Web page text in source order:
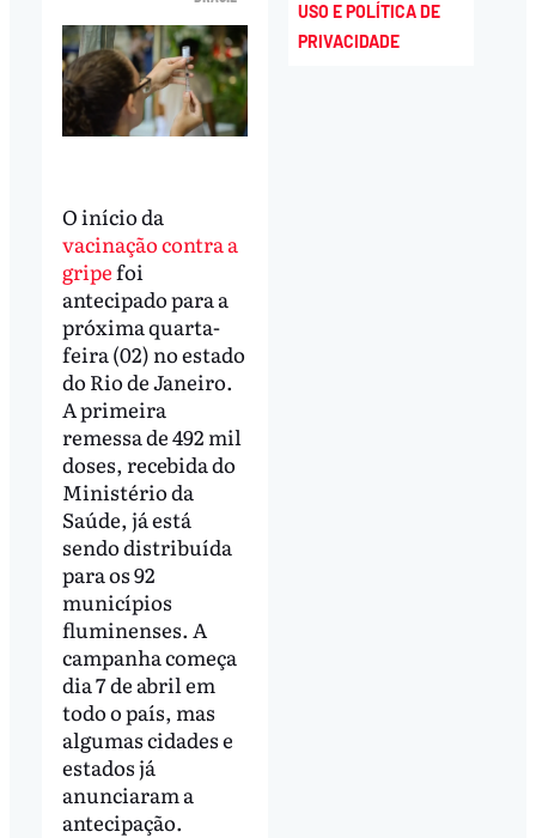
O início da
vacinação contra a
gripe foi
antecipado para a
próxima quarta-
feira (02) no estado
do Rio de Janeiro.
A primeira
remessa de 492 mil
doses, recebida do
Ministério da
Saúde, já está
sendo distribuída
para os 92
municípios
fluminenses. A
campanha começa
dia 7 de abril em
todo o país, mas
algumas cidades e
estados já
anunciaram a
antecipação.
USO E POLÍTICA DE
PRIVACIDADE